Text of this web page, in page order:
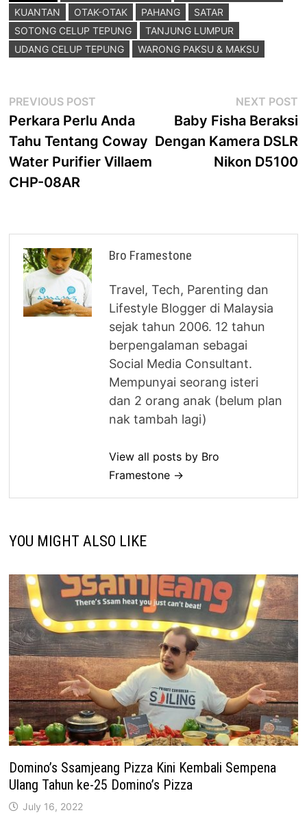
KUANTAN
OTAK-OTAK PAHANG
SATAR
SOTONG CELUP TEPUNG
TANJUNG LUMPUR
UDANG CELUP TEPUNG
WARONG PAKSU & MAKSU
Post
navigation
PREVIOUS POST
post:
Perkara Perlu Anda
Tahu Tentang Coway
Water Purifier Villaem
CHP-08AR
NEXT POST
Baby Fisha Beraksi
Dengan Kamera DSLR
Nikon D5100
Bro Framestone
Travel, Tech, Parenting dan
Lifestyle Blogger di Malaysia
sejak tahun 2006. 12 tahun
berpengalaman sebagai
Social Media Consultant.
Mempunyai seorang isteri
dan 2 orang anak (belum plan
nak tambah lagi)
View all posts by Bro
Framestone →
YOU MIGHT ALSO LIKE
Domino’s Ssamjeang Pizza Kini Kembali Sempena
Ulang Tahun ke-25 Domino’s Pizza
July 16, 2022